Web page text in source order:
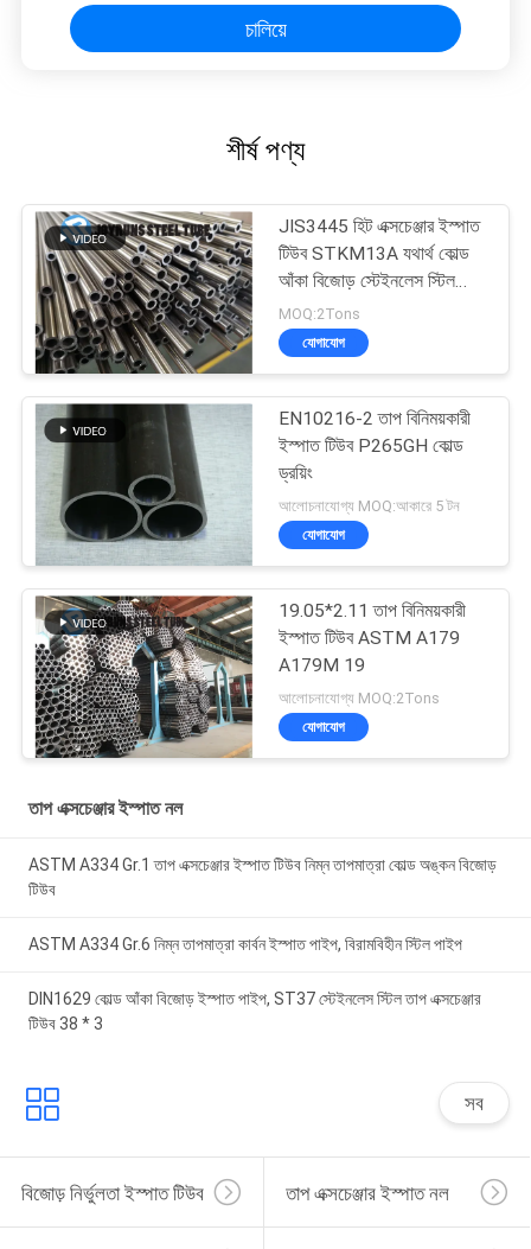
চালিয়ে
শীর্ষ পণ্য
JIS3445 হিট এক্সচেঞ্জার ইস্পাত
টিউব STKM13A যথার্থ কোল্ড
আঁকা বিজোড় স্টেইনলেস স্টিল
টিউব
MOQ:2Tons
যোগাযোগ
EN10216-2 তাপ বিনিময়কারী
ইস্পাত টিউব P265GH কোল্ড
ড্রয়িং
আলোচনাযোগ্য MOQ:আকারে 5 টন
যোগাযোগ
19.05*2.11 তাপ বিনিময়কারী
ইস্পাত টিউব ASTM A179
A179M 19
আলোচনাযোগ্য MOQ:2Tons
যোগাযোগ
তাপ এক্সচেঞ্জার ইস্পাত নল
ASTM A334 Gr.1 তাপ এক্সচেঞ্জার ইস্পাত টিউব নিম্ন তাপমাত্রা কোল্ড অঙ্কন বিজোড়
টিউব
ASTM A334 Gr.6 নিম্ন তাপমাত্রা কার্বন ইস্পাত পাইপ, বিরামবিহীন স্টিল পাইপ
DIN1629 কোল্ড আঁকা বিজোড় ইস্পাত পাইপ, ST37 স্টেইনলেস স্টিল তাপ এক্সচেঞ্জার
টিউব 38 * 3
সব
বিজোড় নির্ভুলতা ইস্পাত টিউব তাপ এক্সচেঞ্জার ইস্পাত নল